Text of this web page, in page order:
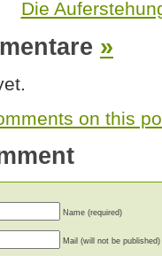
Die
»
on this
Name (required)
Mail (will not be published)